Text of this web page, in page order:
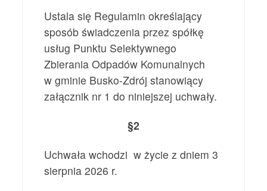
Ustala się Regulamin określający
sposób świadczenia przez spółkę
usług Punktu Selektywnego
Zbierania Odpadów Komunalnych
w gminie Busko-Zdrój stanowiący
załącznik nr 1 do niniejszej uchwały.
§2
Uchwała wchodzi w życie z dniem 3
sierpnia 2026 r.